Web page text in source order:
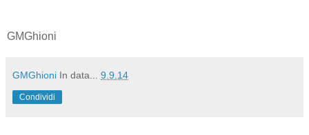
GMGhioni
GMGhioni In data... 9.9.14
Condividi